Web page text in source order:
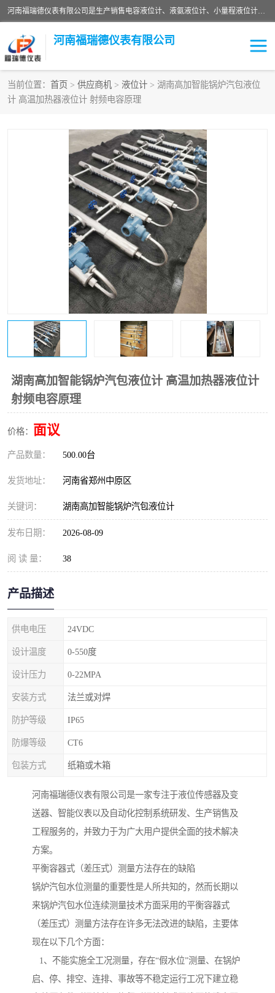
河南福瑞德仪表有限公司是生产销售电容液位计、液氨液位计、小量程液位计定制、智能锅炉水位计、液氮液位计等；并在产品开发、研制的过程中，吸取国内外仪器仪表的技术精华，建立了一支高、精、尖的科研开发队伍，使产品性能不断升级。
河南福瑞德仪表有限公司
当前位置： 首页 > 供应商机 > 液位计 > 湖南高加智能锅炉汽包液位
计 高温加热器液位计 射频电容原理
湖南高加智能锅炉汽包液位计 高温加热器液位计
射频电容原理
价格： 面议
产品数量： 500.00台
发货地址： 河南省郑州中原区
关键词： 湖南高加智能锅炉汽包液位计
发布日期： 2026-08-09
阅 读 量： 38
产品描述
供电电压 24VDC
设计温度 0-550度
设计压力 0-22MPA
安装方式 法兰或对焊
防护等级 IP65
防爆等级 CT6
包装方式 纸箱或木箱
河南福瑞德仪表有限公司是一家专注于液位传感器及变
送器、智能仪表以及自动化控制系统研发、生产销售及
工程服务的，并致力于为广大用户提供全面的技术解决
方案。
平衡容器式（差压式）测量方法存在的缺陷
锅炉汽包水位测量的重要性是人所共知的，然而长期以
来锅炉汽包水位连续测量技术方面采用的平衡容器式
（差压式）测量方法存在许多无法改进的缺陷，主要体
现在以下几个方面：
1、不能实施全工况测量，存在“假水位”测量、在锅炉
启、停、排空、连排、事故等不稳定运行工况下建立稳
液位计
流量传感器
液氮液位计
液位计传感器定制
物位计
测漏仪
锅炉水位计
智能锅炉水位计 电容液位计
流量仪表 加油站液位仪